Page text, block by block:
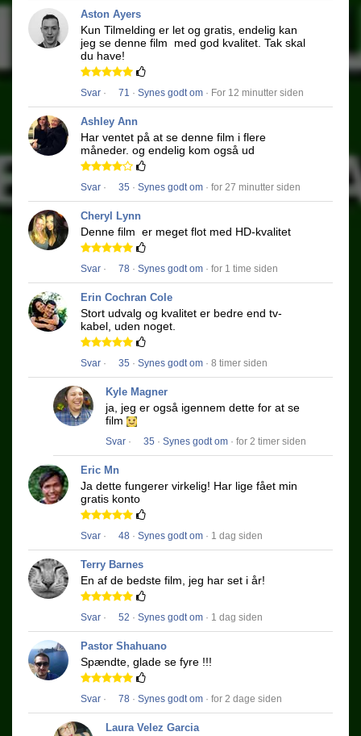
Aston Ayers
Kun Tilmelding er let og gratis, endelig kan
jeg se denne film
med god kvalitet. Tak skal
du have!
Svar · 71 · Synes godt om · For 12 minutter siden
Ashley Ann
Har ventet på at se denne film i flere
måneder. og endelig kom også ud
Svar · 35 · Synes godt om · for 27 minutter siden
Cheryl Lynn
Denne film er meget flot med HD-kvalitet
Svar · 78 · Synes godt om · for 1 time siden
Erin Cochran Cole
Stort udvalg og kvalitet er bedre end tv-
kabel, uden noget.
Svar · 35 · Synes godt om · 8 timer siden
Kyle Magner
ja, jeg er også igennem dette for at se
film
Svar · 35 · Synes godt om · for 2 timer siden
Eric Mn
Ja dette fungerer virkelig! Har lige fået min
gratis konto
Svar · 48 · Synes godt om · 1 dag siden
Terry Barnes
En af de bedste film, jeg har set i år!
Svar · 52 · Synes godt om · 1 dag siden
Pastor Shahuano
Spændte, glade se fyre !!!
Svar · 78 · Synes godt om · for 2 dage siden
Laura Velez Garcia